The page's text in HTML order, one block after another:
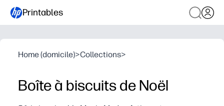
Printables
Home (domicile)>Collections>
Boîte à biscuits de Noël